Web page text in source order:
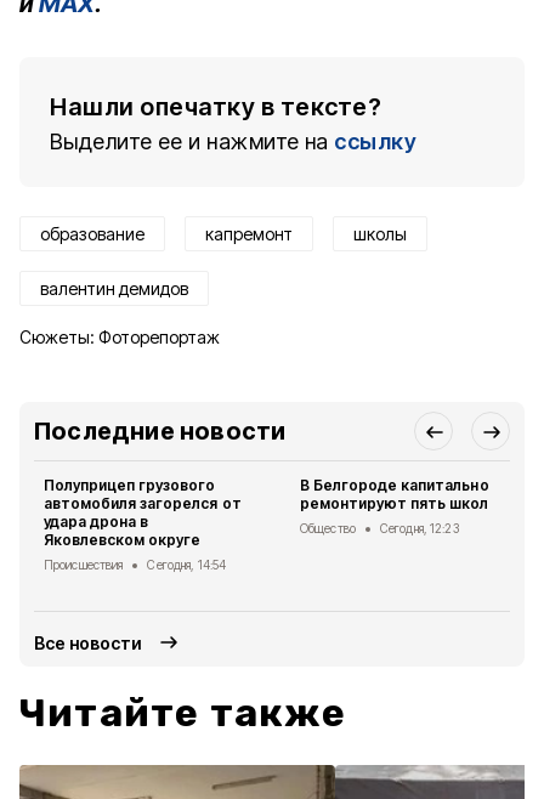
Нашли опечатку в тексте?
Выделите ее и нажмите на ссылку
образование капремонт школы
валентин демидов
Сюжеты: Фоторепортаж
Последние новости
Полуприцеп грузового
автомобиля загорелся от
удара дрона в
Яковлевском округе
Происшествия Сегодня, 14:54
В Белгороде капитально
ремонтируют пять школ
Общество Сегодня, 12:23
Все новости
Читайте также